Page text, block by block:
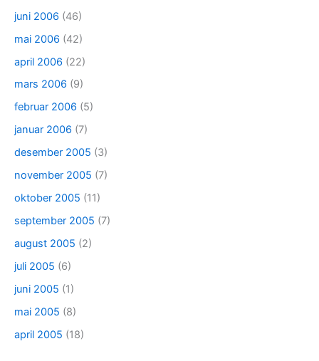
juni 2006 (46)
mai 2006 (42)
april 2006 (22)
mars 2006 (9)
februar 2006 (5)
januar 2006 (7)
desember 2005 (3)
november 2005 (7)
oktober 2005 (11)
september 2005 (7)
august 2005 (2)
juli 2005 (6)
juni 2005 (1)
mai 2005 (8)
april 2005 (18)